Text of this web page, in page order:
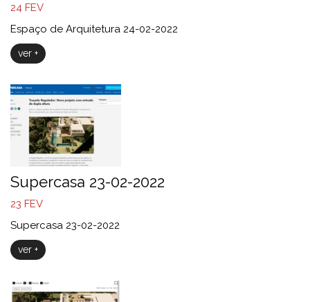
24 FEV
Espaço de Arquitetura 24-02-2022
ver +
Supercasa 23-02-2022
23 FEV
Supercasa 23-02-2022
ver +